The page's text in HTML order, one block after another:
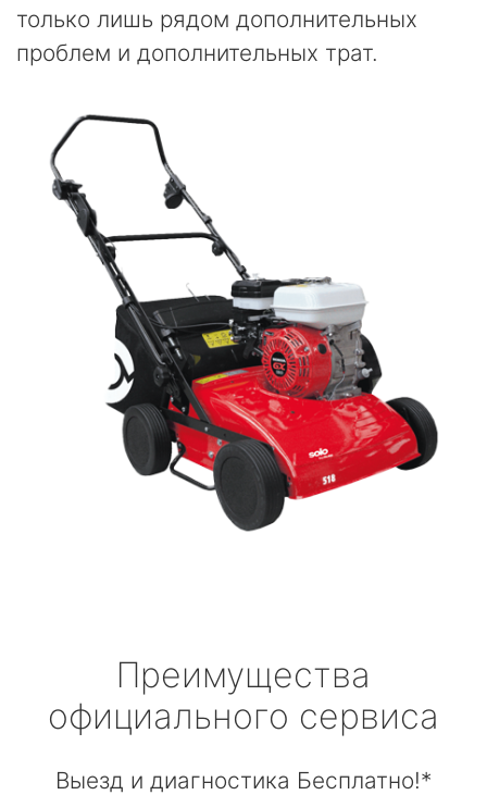
только лишь рядом дополнительных
проблем и дополнительных трат.
Преимущества
официального сервиса
Выезд и диагностика Бесплатно!*